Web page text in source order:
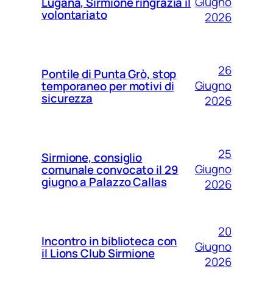
volontariato
2026
Pontile di Punta Grò, stop
temporaneo per motivi di
sicurezza
26
Giugno
2026
Sirmione, consiglio
comunale convocato il 29
giugno a Palazzo Callas
25
Giugno
2026
Incontro in biblioteca con
il Lions Club Sirmione
20
Giugno
2026